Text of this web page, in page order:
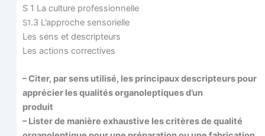
S 1 La culture professionnelle
S1.3 L’approche sensorielle
Les sens et descripteurs
Les actions correctives
– Citer, par sens uti­li­sé, les prin­ci­paux des­crip­teurs pour
appré­cier les qua­li­tés orga­no­lep­tiques d’un
produit
– Lis­ter de manière exhaus­tive les cri­tères de qua­li­té